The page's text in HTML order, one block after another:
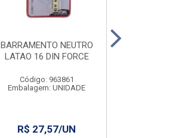
BARRAMENTO NEUTRO
LATAO 16 DIN FORCE
Código: 963861
Embalagem: UNIDADE
R$ 27,57/UN